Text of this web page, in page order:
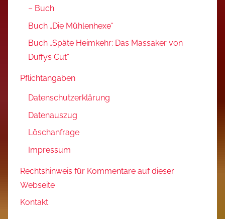
– Buch
Buch „Die Mühlenhexe“
Buch „Späte Heimkehr: Das Massaker von
Duffys Cut“
Pflichtangaben
Datenschutzerklärung
Datenauszug
Löschanfrage
Impressum
Rechtshinweis für Kommentare auf dieser
Webseite
Kontakt